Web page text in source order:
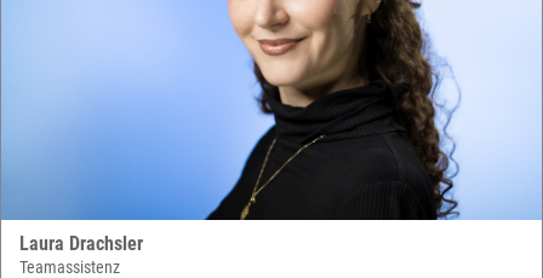
Laura Drachsler
Teamassistenz